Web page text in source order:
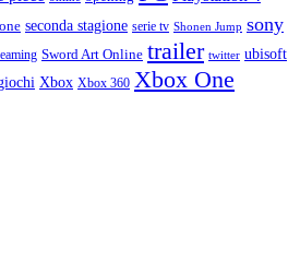
seconda stagione serie tv Shonen Jump sony
Sword Art Online trailer twitter ubisoft
Xbox Xbox 360 Xbox One